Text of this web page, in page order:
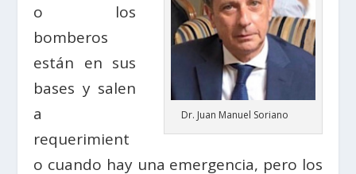
Dr. Juan Manuel Soriano
o los
bomberos
están en sus
bases y salen
a
requerimient
o cuando hay una emergencia, pero los